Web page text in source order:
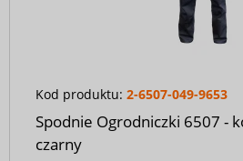
Kod produktu: 2-6507-049-9653
Spodnie Ogrodniczki 6507 -
czarny